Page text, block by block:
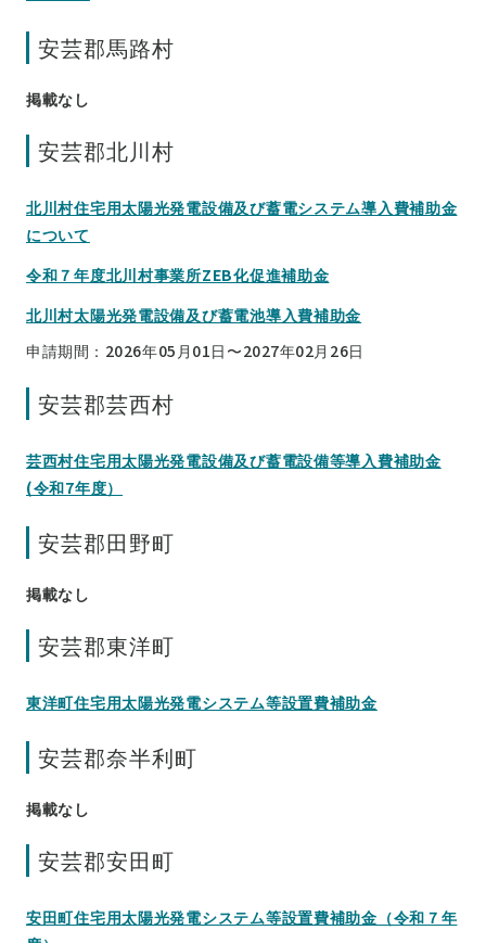
安芸郡馬路村
掲載なし
安芸郡北川村
北川村住宅用太陽光発電設備及び蓄電システム導入費補助金
について
令和７年度北川村事業所ZEB化促進補助金
北川村太陽光発電設備及び蓄電池導入費補助金
申請期間：2026年05月01日〜2027年02月26日
安芸郡芸西村
芸西村住宅用太陽光発電設備及び蓄電設備等導入費補助金
(令和7年度）
安芸郡田野町
掲載なし
安芸郡東洋町
東洋町住宅用太陽光発電システム等設置費補助金
安芸郡奈半利町
掲載なし
安芸郡安田町
安田町住宅用太陽光発電システム等設置費補助金（令和７年